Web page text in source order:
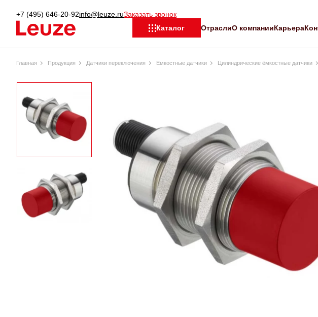
+7 (495) 646-20-92info@leuze.ruЗаказать звонок
Каталог
ОтраслиО компанииКарьера
Главная Продукция Датчики переключения Емкостные датчики Цилиндрические ёмкостные датчики